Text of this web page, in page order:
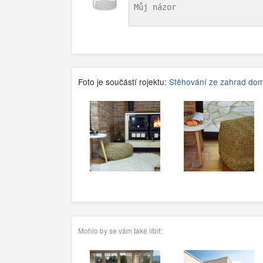
Foto je součástí rojektu: Stěhování ze zahrad
Mohlo by se vám také líbit: